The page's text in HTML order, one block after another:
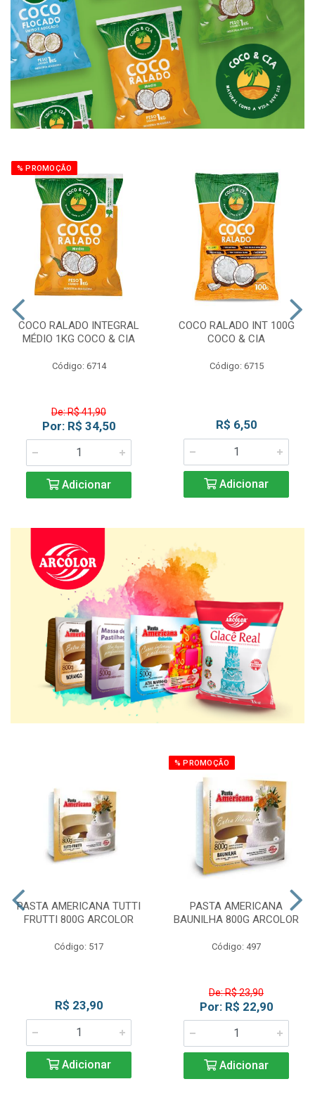
% PROMOÇÃO
COCO RALADO INTEGRAL
MÉDIO 1KG COCO & CIA
Código: 6714
De: R$ 41,90
Por: R$ 34,50
Adicionar
COCO RALADO INT 100G
COCO & CIA
Código: 6715
R$ 6,50
Adicionar
PASTA AMERICANA TUTTI
FRUTTI 800G ARCOLOR
Código: 517
R$ 23,90
Adicionar
% PROMOÇÃO
PASTA AMERICANA
BAUNILHA 800G ARCOLOR
Código: 497
De: R$ 23,90
Por: R$ 22,90
Adicionar